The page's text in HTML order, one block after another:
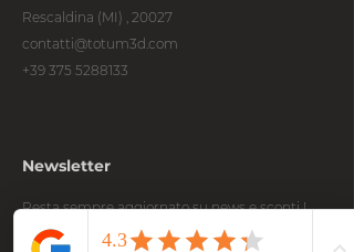
Rescaldina (MI) , 20027
contatti@totum3d.com
+39 375 5288133
Newsletter
Resta sempre aggiornato su news e sconti !